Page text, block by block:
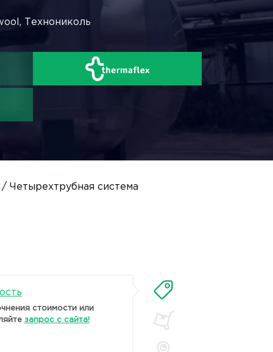
Технониколь
Четырехтрубная система
стоимости или
запрос с сайта!